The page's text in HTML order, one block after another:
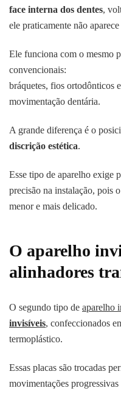
face interna dos dentes,
ele praticamente não
Ele funciona com o mesmo
convencionais:
bráquetes, fios ortodônticos
movimentação dentária.
A grande diferença é o
discrição estética.
Esse tipo de aparelho exige
precisão na instalação, pois
menor e mais delicado.
O aparelho
alinhadores
O segundo tipo de aparelho
invisíveis, confeccionados
termoplástico.
Essas placas são trocadas
movimentações progressivas